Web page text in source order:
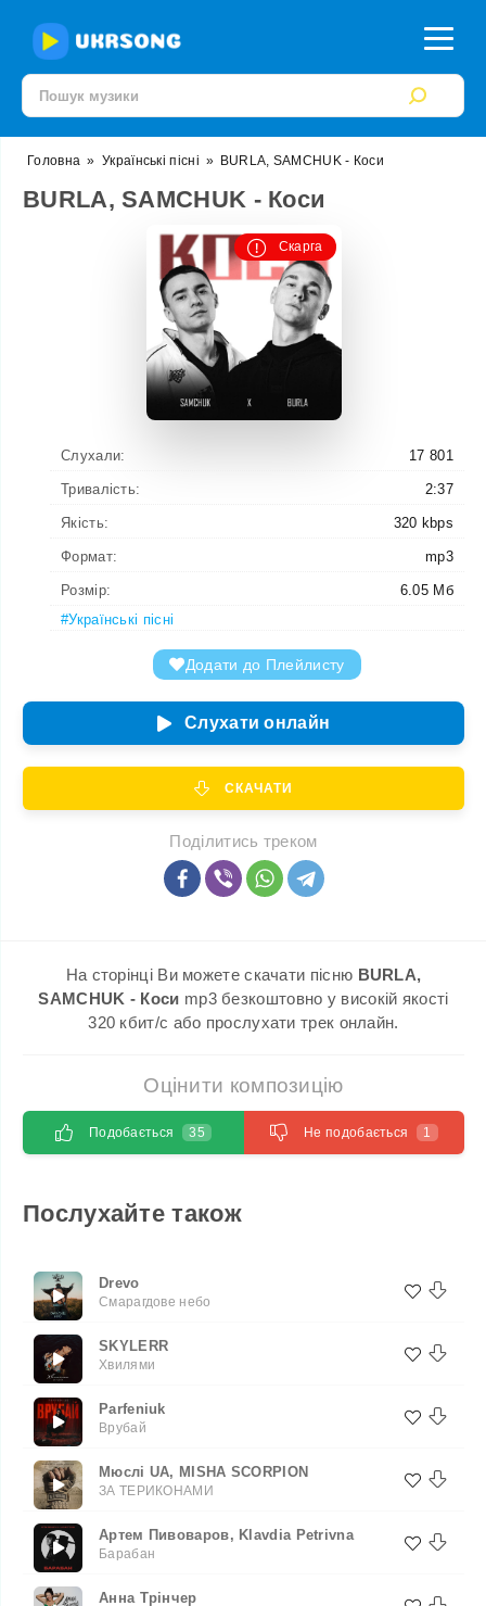
Головна » Українські пісні » BURLA, SAMCHUK - Коси
BURLA, SAMCHUK - Коси
Скарга
Слухали: 17 801
Тривалість: 2:37
Якість: 320 kbps
Формат: mp3
Розмір:
6.05 Мб
#Українські пісні
Додати до Плейлисту
Слухати онлайн
СКАЧАТИ
Поділитись треком
На сторінці Ви можете скачати пісню BURLA,
SAMCHUK - Коси mp3 безкоштовно у високій якості
320 кбит/с або прослухати трек онлайн.
Оцінити композицію
Подобається 35 Не подобається 1
Послухайте також
Drevo
Смарагдове небо
SKYLERR
Хвилями
Parfeniuk
Врубай
Мюслі UA, MISHA SCORPION
ЗА ТЕРИКОНАМИ
Артем Пивоваров, Klavdia Petrivna
Барабан
Анна Трінчер